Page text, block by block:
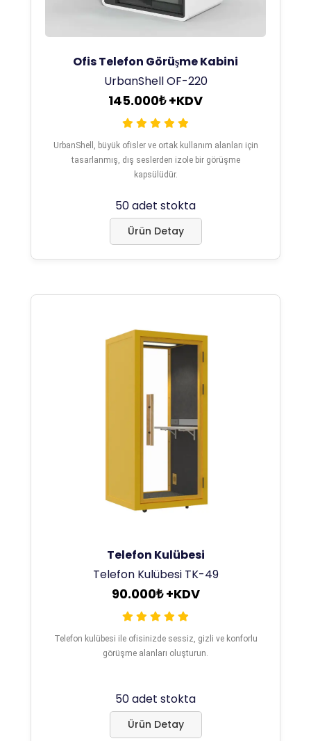
Ofis Telefon Görüşme Kabini
UrbanShell OF-220
145.000₺ +KDV
UrbanShell, büyük ofisler ve ortak kullanım alanları için
tasarlanmış, dış seslerden izole bir görüşme
kapsülüdür.
50 adet stokta
Ürün Detay
Telefon Kulübesi
Telefon Kulübesi TK-49
90.000₺ +KDV
Telefon kulübesi ile ofisinizde sessiz, gizli ve konforlu
görüşme alanları oluşturun.
50 adet stokta
Ürün Detay